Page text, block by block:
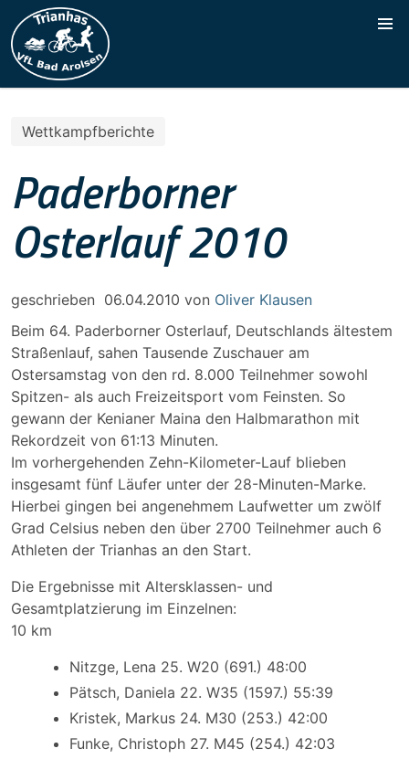
Wettkampfberichte
Paderborner
Osterlauf 2010
geschrieben 06.04.2010 von Oliver Klausen
Beim 64. Paderborner Osterlauf, Deutschlands ältestem
Straßenlauf, sahen Tausende Zuschauer am
Ostersamstag von den rd. 8.000 Teilnehmer sowohl
Spitzen- als auch Freizeitsport vom Feinsten. So
gewann der Kenianer Maina den Halbmarathon mit
Rekordzeit von 61:13 Minuten.
Im vorhergehenden Zehn-Kilometer-Lauf blieben
insgesamt fünf Läufer unter der 28-Minuten-Marke.
Hierbei gingen bei angenehmem Laufwetter um zwölf
Grad Celsius neben den über 2700 Teilnehmer auch 6
Athleten der Trianhas an den Start.
Die Ergebnisse mit Altersklassen- und
Gesamtplatzierung im Einzelnen:
10 km
Nitzge, Lena 25. W20 (691.) 48:00
Pätsch, Daniela 22. W35 (1597.) 55:39
Kristek, Markus 24. M30 (253.) 42:00
Funke, Christoph 27. M45 (254.) 42:03